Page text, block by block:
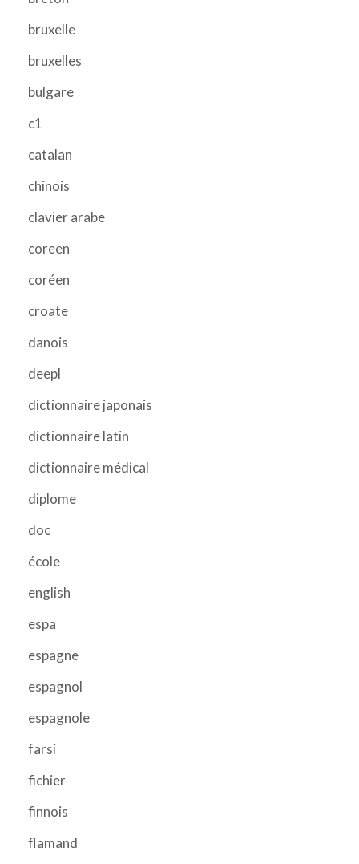
bruxelle
bruxelles
bulgare
c1
catalan
chinois
clavier arabe
coreen
coréen
croate
danois
deepl
dictionnaire japonais
dictionnaire latin
dictionnaire médical
diplome
doc
école
english
espa
espagne
espagnol
espagnole
farsi
fichier
finnois
flamand